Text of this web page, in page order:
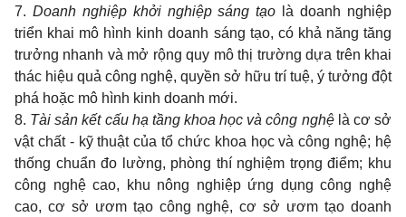
7. Doanh nghiệp khởi nghiệp sáng tạo
là doanh nghiệp
triển khai mô hình kinh doanh sáng tạo, có khả năng tăng
trưởng nhanh và mở rộng quy mô thị trường dựa trên khai
thác hiệu quả công nghệ, quyền sở hữu trí tuệ, ý tưởng đột
phá hoặc mô hình kinh doanh mới.
8. Tài sản kết cấu hạ tầng khoa học và công nghệ là cơ sở
vật chất - kỹ thuật của tổ chức khoa học và công nghệ; hệ
thống chuẩn đo lường, phòng thí nghiệm trọng điểm; khu
công nghệ cao, khu nông nghiệp ứng dụng công nghệ
cao, cơ sở ươm tạo công nghệ, cơ sở ươm tạo doanh